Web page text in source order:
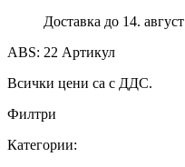
Доставка до 14. август
ABS: 22 Артикул
Всички цени са с ДДС.
Филтри
Категории: